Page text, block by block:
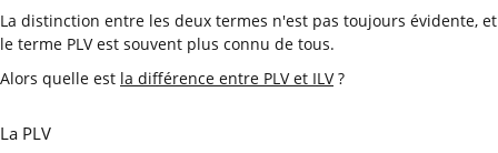
La distinction entre les deux termes n'est pas toujours évidente, et
le terme PLV est souvent plus connu de tous.
Alors quelle est la différence entre PLV et ILV?
La PLV